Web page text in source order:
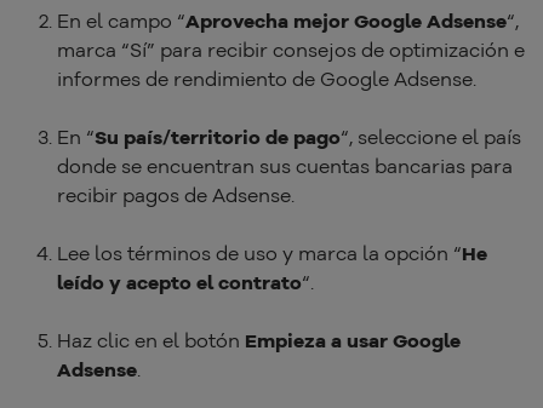
En el campo “Aprovecha mejor Google Adsense“,
marca “Sí” para recibir consejos de optimización e
informes de rendimiento de Google Adsense.
En “Su país/territorio de pago“, seleccione el país
donde se encuentran sus cuentas bancarias para
recibir pagos de Adsense.
Lee los términos de uso y marca la opción “He
leído y acepto el contrato“.
Haz clic en el botón Empieza a usar Google
Adsense.